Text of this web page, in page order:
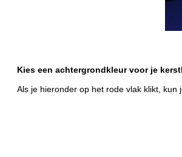
Kies een achtergrondkleur voor je
Als je hieronder op het rode vlak klikt,